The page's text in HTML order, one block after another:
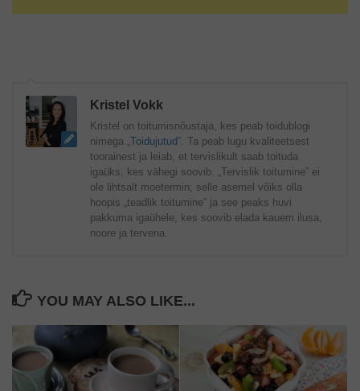
Kristel Vokk
Kristel on toitumisnõustaja, kes peab toidublogi
nimega „Toidujutud ”. Ta peab lugu kvaliteetsest
toorainest ja leiab, et tervislikult saab toituda
igaüks, kes vähegi soovib. „Tervislik toitumine” ei
ole lihtsalt moetermin; selle asemel võiks olla
hoopis „teadlik toitumine” ja see peaks huvi
pakkuma igaühele, kes soovib elada kauem ilusa,
noore ja tervena.
YOU MAY ALSO LIKE...